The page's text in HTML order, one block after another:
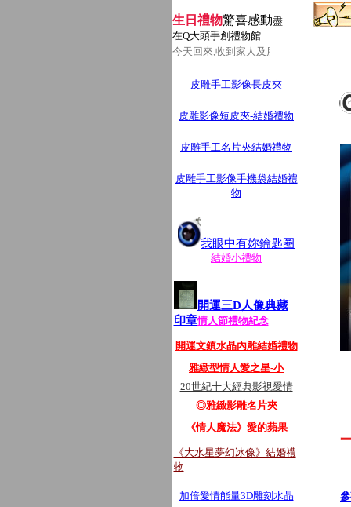
生日禮物驚喜感動盡
在Q大頭手創禮物館
今天回來,收到家人及朋友送的生日人
皮雕手工影像長皮夾
皮雕影像短皮夾-結婚禮物
皮雕手工名片夾結婚禮物
皮雕手工影像手機袋結婚禮
物
我眼中有妳鑰匙圈
結婚小禮物
開運三D人像典藏
印章情人節禮物紀念
開運文鎮水晶內雕結婚禮物
雅緻型情人愛之星-小
20世紀十大經典影視愛情
◎雅緻影雕名片夾
《情人魔法》 愛的蘋果
《大水星夢幻冰像》結婚禮
物
加倍愛情能量3D雕刻水晶